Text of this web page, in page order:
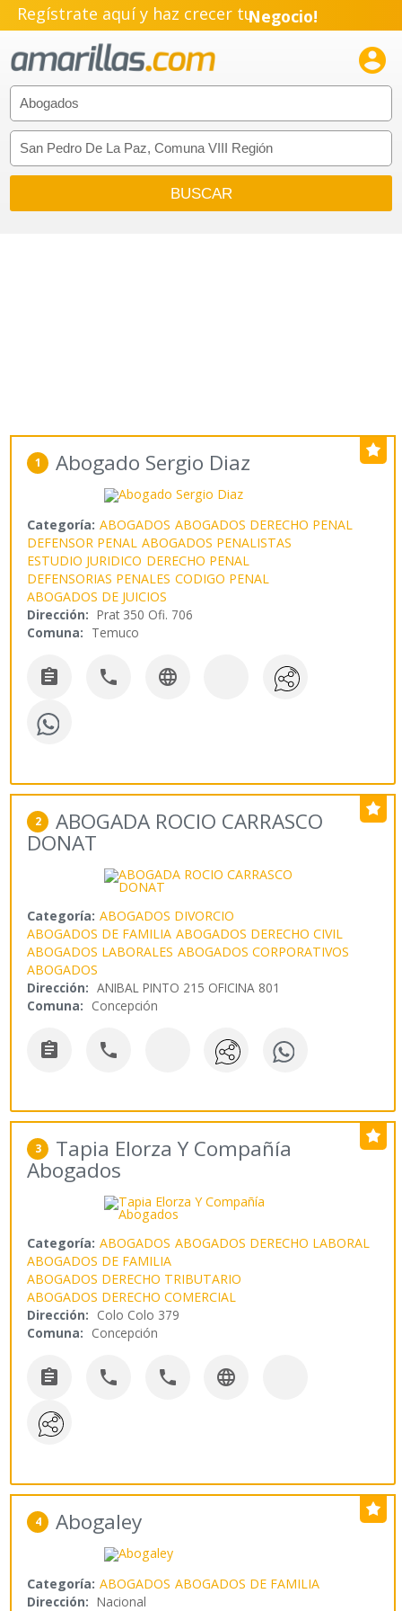
Regístrate aquí y haz crecer tuNegocio!
Emprendimiento!

1 Abogado Sergio Diaz
Categoría: ABOGADOS ABOGADOS DERECHO PENAL
DEFENSOR PENAL ABOGADOS PENALISTAS
ESTUDIO JURIDICO DERECHO PENAL
DEFENSORIAS PENALES CODIGO PENAL
ABOGADOS DE JUICIOS
Dirección: Prat 350 Ofi. 706
Comuna: Temuco
  
2 ABOGADA ROCIO CARRASCO
DONAT
Categoría: ABOGADOS DIVORCIO
ABOGADOS DE FAMILIA ABOGADOS DERECHO CIVIL
ABOGADOS LABORALES ABOGADOS CORPORATIVOS
ABOGADOS
Dirección: ANIBAL PINTO 215 OFICINA 801
Comuna: Concepción
 
3 Tapia Elorza Y Compañía
Abogados
Categoría: ABOGADOS ABOGADOS DERECHO LABORAL
ABOGADOS DE FAMILIA
ABOGADOS DERECHO TRIBUTARIO
ABOGADOS DERECHO COMERCIAL
Dirección: Colo Colo 379
Comuna: Concepción
   
4 Abogaley
Categoría: ABOGADOS ABOGADOS DE FAMILIA
Dirección: Nacional